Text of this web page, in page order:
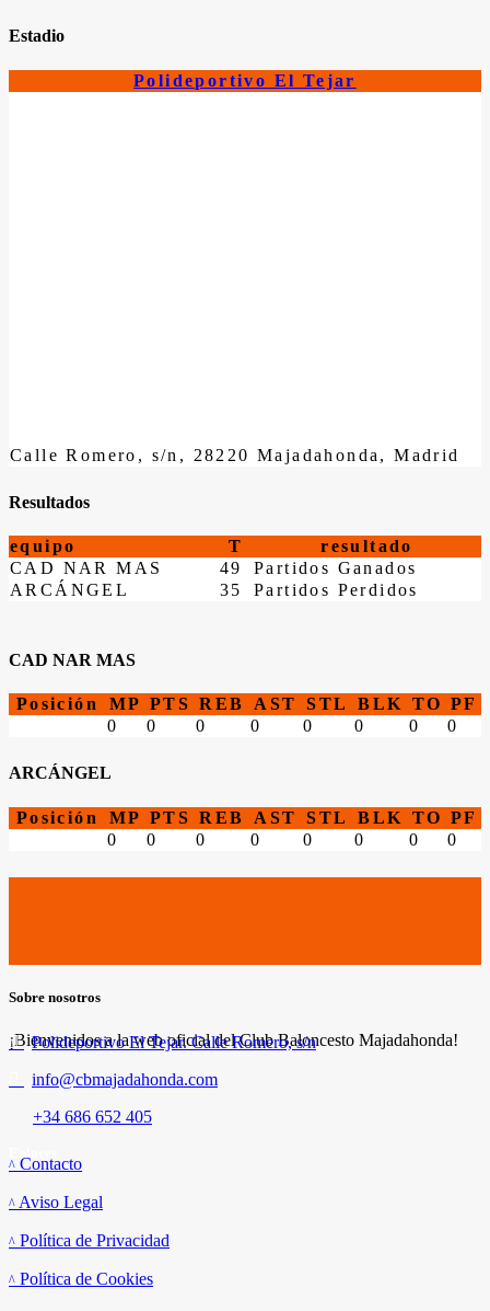
Estadio
Polideportivo El Tejar
Calle Romero, s/n, 28220 Majadahonda, Madrid
Resultados
equipo T
resultado
CAD NAR MAS
49
Partidos Ganados
ARCÁNGEL
35 Partidos Perdidos
CAD NAR MAS
Posición MP PTS REB AST STL BLK TO PF
0
0 0 0 0 0 0 0
ARCÁNGEL
Posición MP PTS REB AST STL BLK TO PF
0
0 0 0 0 0 0 0
Sobre nosotros
¡Bienvenidos a la web oficial del Club Baloncesto Majadahonda!
Polideportivo El Tejar. Calle Romero, s/n
info@cbmajadahonda.com
+34 686 652 405
Contacto
Aviso Legal
Política de Privacidad
Política de Cookies